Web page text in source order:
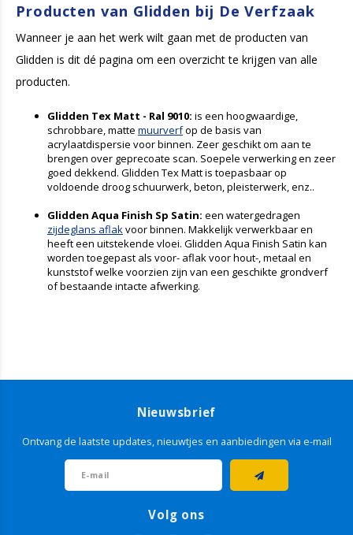
Producten van Glidden bij De Verfzaak
Wanneer je aan het werk wilt gaan met de producten van
Glidden is dit dé pagina om een overzicht te krijgen van alle
producten.
Glidden Tex Matt - Ral 9010: is een hoogwaardige,
schrobbare, matte muurverfop de basis van
acrylaatdispersie voor binnen. Zeer geschikt om aan te
brengen over geprecoate scan. Soepele verwerking en zeer
goed dekkend. Glidden Tex Matt is toepasbaar op
voldoende droog schuurwerk, beton, pleisterwerk, enz..
Glidden Aqua Finish Sp Satin: een watergedragen
zijdeglans aflak voor binnen. Makkelijk verwerkbaar en
heeft een uitstekende vloei. Glidden Aqua Finish Satin kan
worden toegepast als voor- aflak voor hout-, metaal en
kunststof welke voorzien zijn van een geschikte grondverf
of bestaande intacte afwerking.
Nieuwsbrief
Ontvang de laatste updates, nieuwtjes en aanbiedingen via e-mail
Volg ons